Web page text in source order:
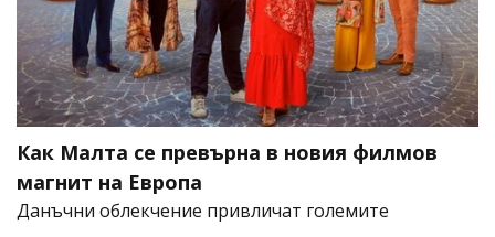
Как Малта се превърна в новия филмов
магнит на Европа
Данъчни облекчение привличат големите